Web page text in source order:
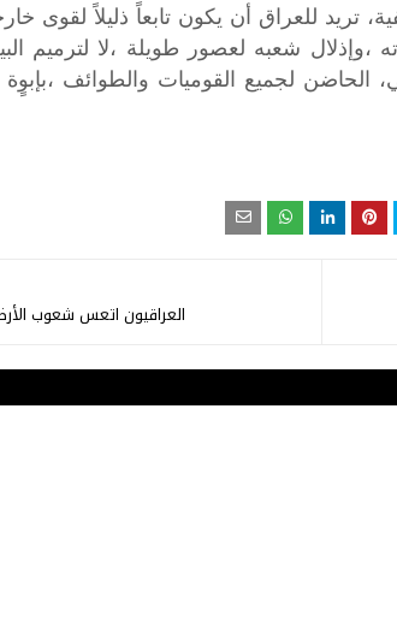
تريد للعراق أن يكون تابعاً ذليلاً لقوى
،وإذلال شعبه لعصور طويلة ،لا لترميم
الحاضن لجميع القوميات والطوائف ،بإبوٍة
العراقيون اتعس شعوب